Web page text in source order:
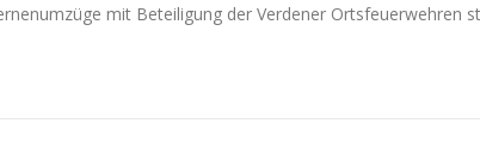
mit Beteiligung der Verdener Ortsfeuerwehren